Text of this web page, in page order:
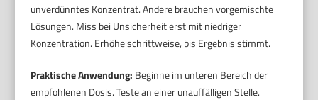
unverdünntes Konzentrat. Andere brauchen vorgemischte
Lösungen. Miss bei Unsicherheit erst mit niedriger
Konzentration. Erhöhe schrittweise, bis Ergebnis stimmt.
Praktische Anwendung: Beginne im unteren Bereich der
empfohlenen Dosis. Teste an einer unauffälligen Stelle.